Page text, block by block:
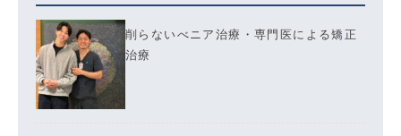
削らないべニア治療・専門医による矯正
治療